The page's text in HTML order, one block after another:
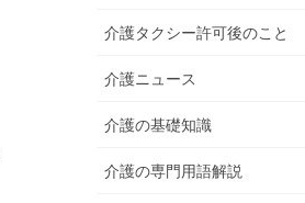
介護タクシー許可後のこと
介護ニュース
介護の基礎知識
介護の専門用語解説